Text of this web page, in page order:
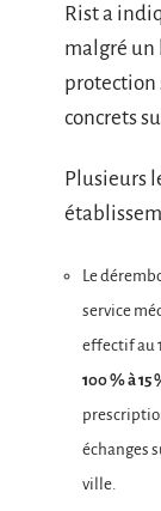
Rist a
malgré un
protection
concrets
Plusieurs
Le
service
effectif au
100 % à 15
échanges
ville.